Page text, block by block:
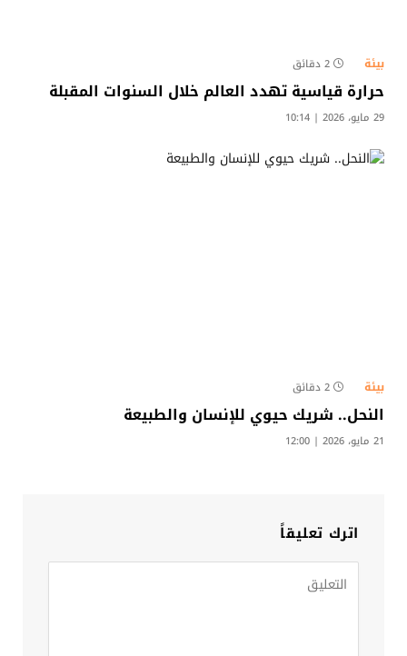
بيئة 2 دقائق
حرارة قياسية تهدد العالم خلال السنوات المقبلة
29 مايو، 2026 | 10:14
بيئة 2 دقائق
النحل.. شريك حيوي للإنسان والطبيعة
21 مايو، 2026 | 12:00
اترك تعليقاً